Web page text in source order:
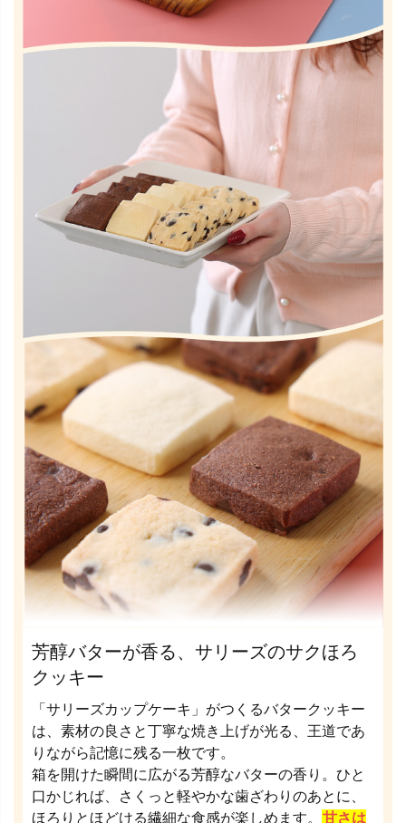
芳醇バターが香る、サリーズのサクほろ
クッキー
「サリーズカップケーキ」がつくるバタークッキー
は、素材の良さと丁寧な焼き上げが光る、王道であ
りながら記憶に残る一枚です。
箱を開けた瞬間に広がる芳醇なバターの香り。ひと
口かじれば、さくっと軽やかな歯ざわりのあとに、
ほろりとほどける繊細な食感が楽しめます。 甘さは